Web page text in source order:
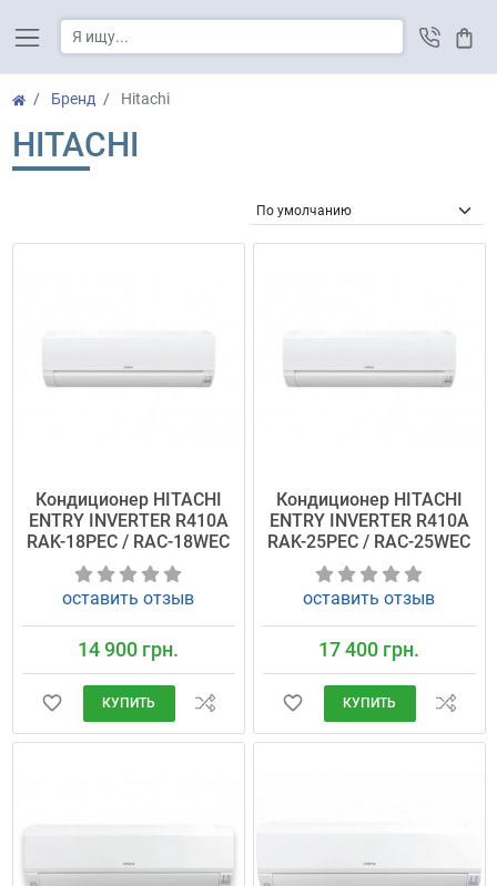
Бренд Hitachi
HITACHI
Кондиционер HITACHI
ENTRY INVERTER R410A
RAK-18PEC / RAC-18WEC
оставить отзыв
14 900 грн.
КУПИТЬ
Кондиционер HITACHI
ENTRY INVERTER R410A
RAK-25PEC / RAC-25WEC
оставить отзыв
17 400 грн.
КУПИТЬ